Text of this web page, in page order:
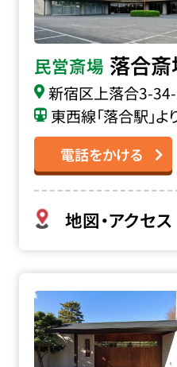
民営斎場 落合
新宿区上落合3-
東西線「落合駅」
電話をかける
地図・アクセス